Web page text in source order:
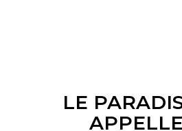
LE